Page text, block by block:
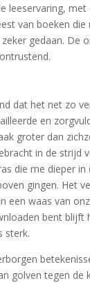
leeservaring,
van boeken
gedaan. De
dat het net zo
en
groter dan
in de strijd
die me dieper
gingen. Het
een waas van
bent blijft
sterk.
golven tegen de